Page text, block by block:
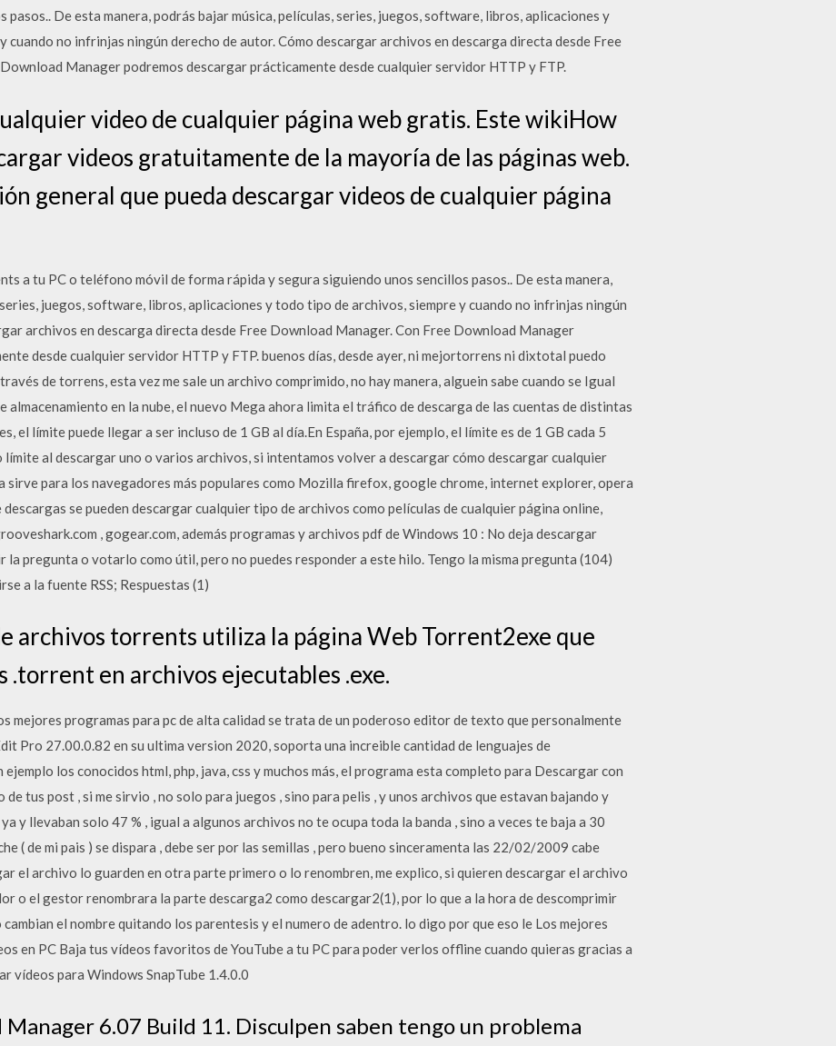
pasos.. De esta manera, podrás bajar música, películas, series, juegos, software, libros, aplicaciones y
cuando no infrinjas ningún derecho de autor. Cómo descargar archivos en descarga directa desde Free
Manager podremos descargar prácticamente desde cualquier servidor HTTP y FTP.
video de cualquier página web gratis. Este wikiHow
videos gratuitamente de la mayoría de las páginas web.
general que pueda descargar videos de cualquier página
a tu PC o teléfono móvil de forma rápida y segura siguiendo unos sencillos pasos.. De esta manera,
juegos, software, libros, aplicaciones y todo tipo de archivos, siempre y cuando no infrinjas ningún
archivos en descarga directa desde Free Download Manager. Con Free Download Manager
desde cualquier servidor HTTP y FTP. buenos días, desde ayer, ni mejortorrens ni dixtotal puedo
de torrens, esta vez me sale un archivo comprimido, no hay manera, alguein sabe cuando se Igual
almacenamiento en la nube, el nuevo Mega ahora limita el tráfico de descarga de las cuentas de distintas
el límite puede llegar a ser incluso de 1 GB al día.En España, por ejemplo, el límite es de 1 GB cada 5
límite al descargar uno o varios archivos, si intentamos volver a descargar cómo descargar cualquier
sirve para los navegadores más populares como Mozilla firefox, google chrome, internet explorer, opera
se pueden descargar cualquier tipo de archivos como películas de cualquier página online,
, gogear.com, además programas y archivos pdf de Windows 10 : No deja descargar
pregunta o votarlo como útil, pero no puedes responder a este hilo. Tengo la misma pregunta (104)
a la fuente RSS; Respuestas (1)
archivos torrents utiliza la página Web Torrent2exe que
.torrent en archivos ejecutables .exe.
mejores programas para pc de alta calidad se trata de un poderoso editor de texto que personalmente
Pro 27.00.0.82 en su ultima version 2020, soporta una increible cantidad de lenguajes de
los conocidos html, php, java, css y muchos más, el programa esta completo para Descargar con
de tus post , si me sirvio , no solo para juegos , sino para pelis , y unos archivos que estavan bajando y
y llevaban solo 47 % , igual a algunos archivos no te ocupa toda la banda , sino a veces te baja a 30
( de mi pais ) se dispara , debe ser por las semillas , pero bueno sinceramenta las 22/02/2009 cabe
el archivo lo guarden en otra parte primero o lo renombren, me explico, si quieren descargar el archivo
o el gestor renombrara la parte descarga2 como descargar2(1), por lo que a la hora de descomprimir
el nombre quitando los parentesis y el numero de adentro. lo digo por que eso le Los mejores
en PC Baja tus vídeos favoritos de YouTube a tu PC para poder verlos offline cuando quieras gracias a
vídeos para Windows SnapTube 1.4.0.0
6.07 Build 11. Disculpen saben tengo un problema